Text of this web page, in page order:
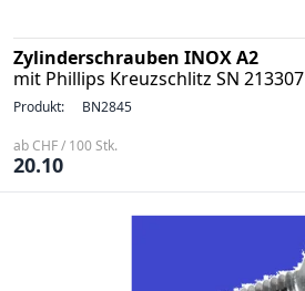
Zylinderschrauben INOX A2
mit Phillips Kreuzschlitz SN 213307
Produkt: BN2845
ab CHF / 100 Stk.
20.10